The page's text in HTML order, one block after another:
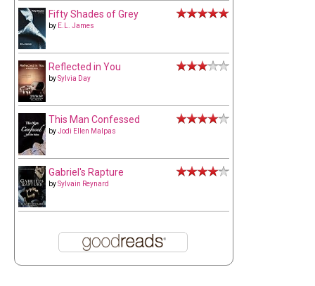
Fifty Shades of Grey
by E.L. James
Reflected in You
bySylvia Day
This Man Confessed
byJodi Ellen Malpas
Gabriel's Rapture
bySylvain Reynard